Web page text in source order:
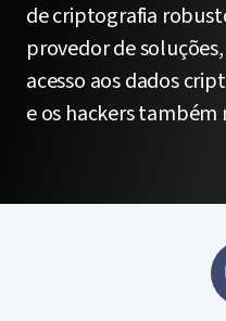
de criptografia
provedor de
acesso aos dados
e os hackers também